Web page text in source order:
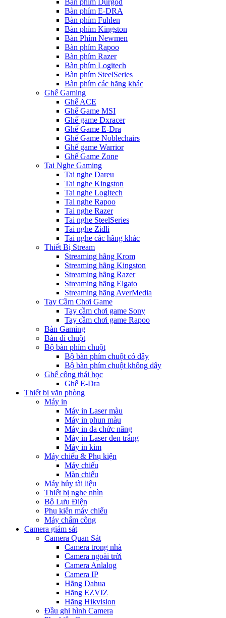
Bàn phím Durgod
Bàn phím E-DRA
Bàn phím Fuhlen
Bàn phím Kingston
Bàn Phím Newmen
Bàn phím Rapoo
Bàn phím Razer
Bàn phím Logitech
Bàn phím SteelSeries
Bàn phím các hãng khác
Ghế Gaming
Ghế ACE
Ghế Game MSI
Ghế game Dxracer
Ghế Game E-Dra
Ghế Game Noblechairs
Ghế game Warrior
Ghế Game Zone
Tai Nghe Gaming
Tai nghe Dareu
Tai nghe Kingston
Tai nghe Logitech
Tai nghe Rapoo
Tai nghe Razer
Tai nghe SteelSeries
Tai nghe Zidli
Tai nghe các hãng khác
Thiết Bị Stream
Streaming hãng Krom
Streaming hãng Kingston
Streaming hãng Razer
Streaming hãng Elgato
Streaming hãng AverMedia
Tay Cầm Chơi Game
Tay cầm chơi game Sony
Tay cầm chơi game Rapoo
Bàn Gaming
Bàn di chuột
Bộ bàn phím chuột
Bộ bàn phím chuột có dây
Bộ bàn phím chuột không dây
Ghế công thái học
Ghế E-Dra
Thiết bị văn phòng
Máy in
Máy in Laser màu
Máy in phun màu
Máy in đa chức năng
Máy in Laser đen trắng
Máy in kim
Máy chiếu & Phụ kiện
Máy chiếu
Màn chiếu
Máy hủy tài liệu
Thiết bị nghe nhìn
Bộ Lưu Điện
Phụ kiện máy chiếu
Máy chấm công
Camera giám sát
Camera Quan Sát
Camera trong nhà
Camera ngoài trời
Camera Anlalog
Camera IP
Hãng Dahua
Hãng EZVIZ
Hãng Hikvision
Đầu ghi hình Camera